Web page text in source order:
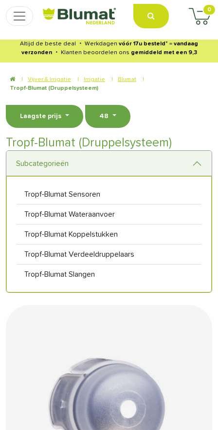
0
Altijd de beste deal ・ Werkdagen vóór 17u besteld* = vandaag
verzonden
・ Klanten beoordelen ons gemiddeld met een 9,3
Vijver & Irrigatie Irrigatie Blumat
Tropf-Blumat (Druppelsysteem)
Laagste prijs 48
Tropf-Blumat (Druppelsysteem)
Subcategorieën
Tropf-Blumat Sensoren
Tropf-Blumat Wateraanvoer
Tropf-Blumat Koppelstukken
Tropf-Blumat Verdeeldruppelaars
Tropf-Blumat Slangen